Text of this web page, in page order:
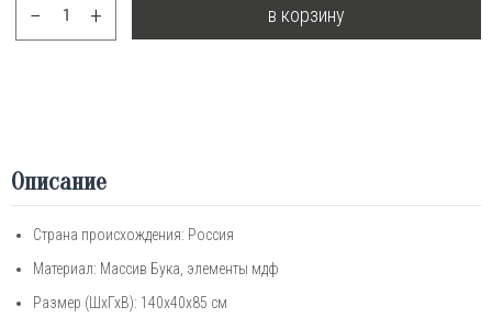
+
− в корзину
Описание
Страна происхождения: Россия
Материал: Массив Бука, элементы мдф
Размер (ШхГхВ): 140х40х85 см